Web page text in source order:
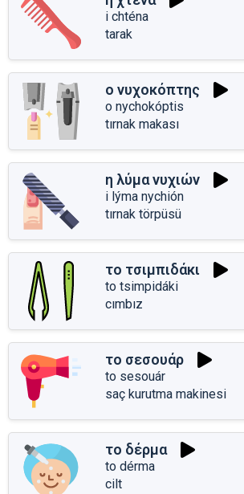
i chténa
tarak
ο νυχοκόπτης
o nychokóptis
tırnak makası
η λύμα νυχιών
i lýma nychión
tırnak törpüsü
το τσιμπιδάκι
to tsimpidáki
cımbız
το σεσουάρ
to sesouár
saç kurutma makinesi
το δέρμα
to dérma
cilt